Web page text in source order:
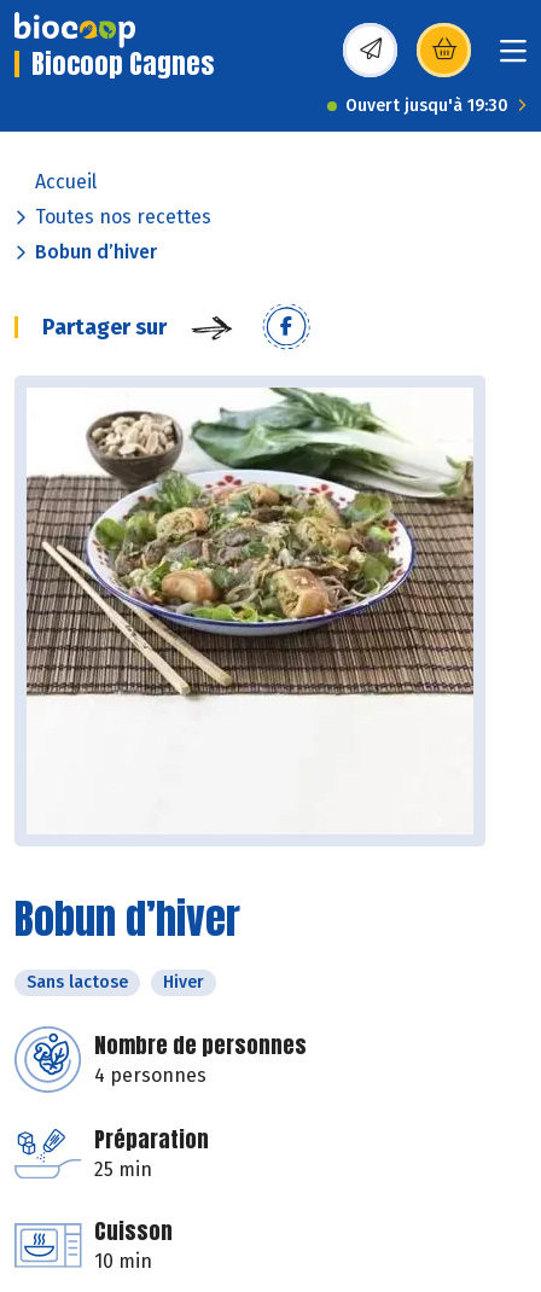
Biocoop Cagnes (s’ouvre dans une
Ouvert jusqu'à 19:30
Accueil
Toutes nos recettes
Bobun d’hiver
Partager sur
Bobun d’hiver
Sans lactose Hiver
Nombre de personnes
4 personnes
Préparation
25 min
Cuisson
10 min